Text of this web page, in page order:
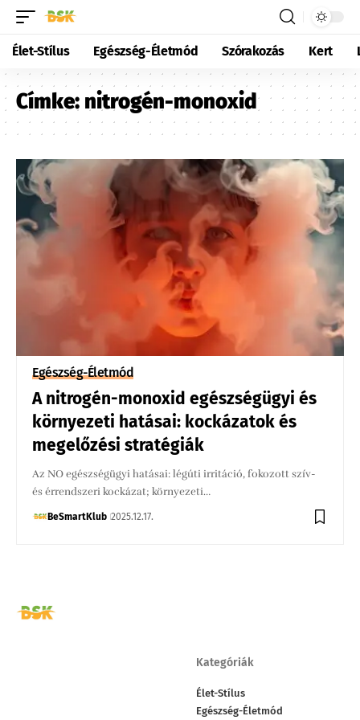
Élet-Stílus Egészség-Életmód Szórakozás Kert
Címke: nitrogén-monoxid
Egészség-Életmód
A nitrogén-monoxid egészségügyi és
környezeti hatásai: kockázatok és
megelőzési stratégiák
Az NO egészségügyi hatásai: légúti irritáció, fokozott szív-
és érrendszeri kockázat; környezeti…
BeSmartKlub 2025.12.17.
Kategóriák
Élet-Stílus
Egészség-Életmód